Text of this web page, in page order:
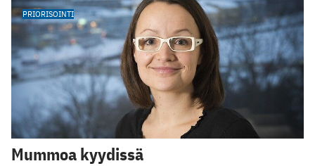
PRIORISOINTI
Mummoa kyydissä